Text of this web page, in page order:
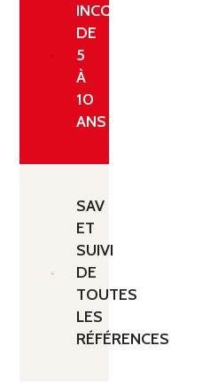
INCONDITIONNELLE
DE
5
À
10
ANS
SAV
ET
SUIVI
DE
TOUTES
LES
RÉFÉRENCES